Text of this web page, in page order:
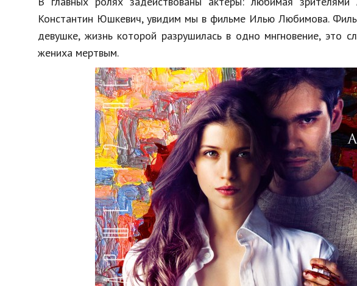
Константин Юшкевич, увидим мы в фильме Илью Любимова.
девушке, жизнь которой разрушилась в одно мнгновение, это
жениха мертвым.